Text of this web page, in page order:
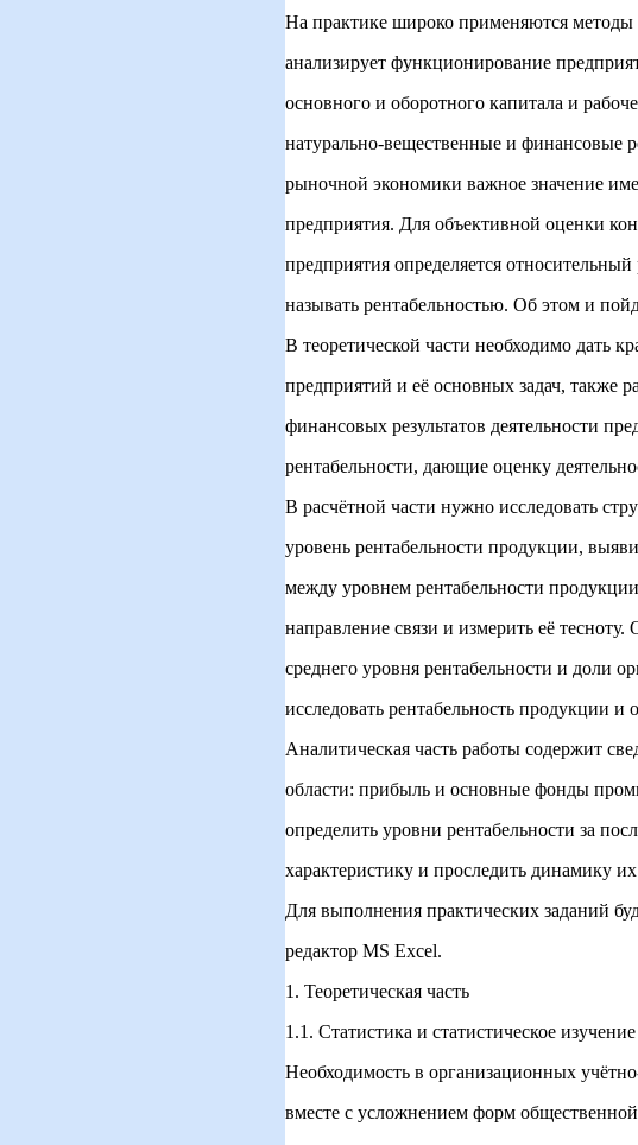
На практике широко применяются методы
анализирует функционирование
основного и оборотного капитала и
натурально-вещественные и финансовые
рыночной экономики важное значение
предприятия. Для объективной оценки
предприятия определяется
называть рентабельностью. Об этом и
В теоретической части необходимо дать
предприятий и её основных задач, также
финансовых результатов деятельности
рентабельности, дающие оценку
В расчётной части нужно исследовать
уровень рентабельности продукции,
между уровнем рентабельности
направление связи и измерить её
среднего уровня рентабельности и доли
исследовать рентабельность продукции
Аналитическая часть работы содержит
области: прибыль и основные фонды
определить уровни рентабельности за
характеристику и проследить динамику
Для выполнения практических заданий
редактор MS Excel.
1. Теоретическая часть
1.1. Статистика и статистическое
Необходимость в организационных
вместе с усложнением форм